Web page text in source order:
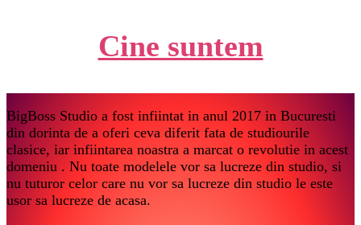
Cine suntem
BigBoss Studio a fost infiintat in anul 2017 in Bucuresti
din dorinta de a oferi ceva diferit fata de studiourile
clasice, iar infiintarea noastra a marcat o revolutie in acest
domeniu . Nu toate modelele vor sa lucreze din studio, si
nu tuturor celor care nu vor sa lucreze din studio le este
usor sa lucreze de acasa.